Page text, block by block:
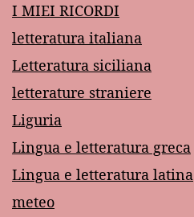
I MIEI RICORDI
letteratura italiana
Letteratura siciliana
letterature straniere
Liguria
Lingua e letteratura greca
Lingua e letteratura latina
meteo